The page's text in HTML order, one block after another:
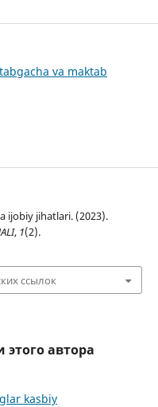
va maktab
ijobiy jihatlari. (2023).
, 1(2).
ссылок
автора
kasbiy